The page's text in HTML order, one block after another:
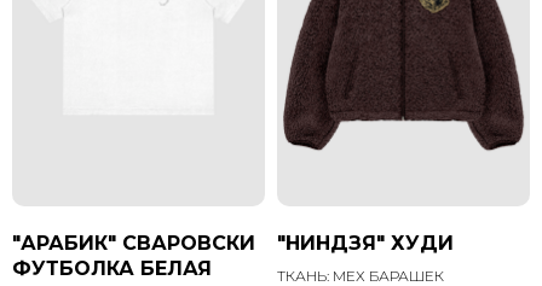
"АРАБИК" СВАРОВСКИ
ФУТБОЛКА БЕЛАЯ
"НИНДЗЯ" ХУДИ
ТКАНЬ: МЕХ БАРАШЕК